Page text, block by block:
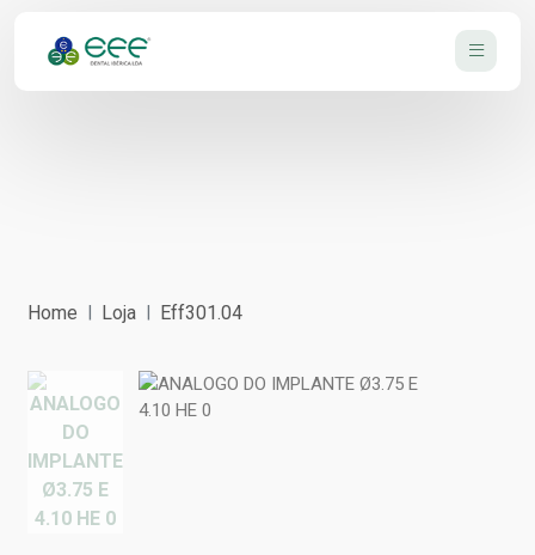
Home Loja Eff301.04